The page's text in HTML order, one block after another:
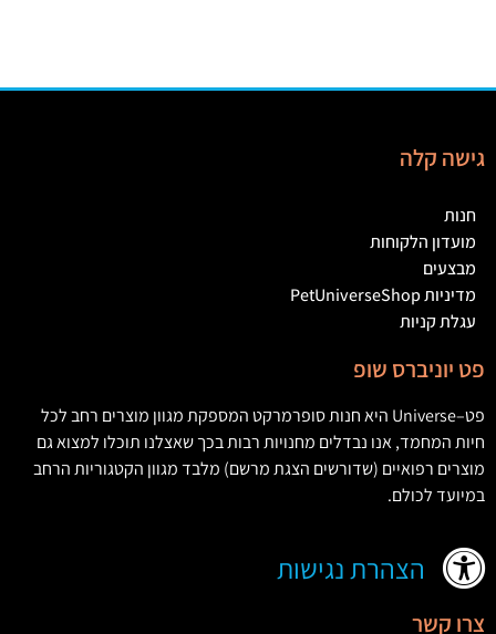
גישה קלה
חנות
מועדון הלקוחות
מבצעים
מדיניות PetUniverseShop
עגלת קניות
פט יוניברס שופ
פט–
Universe היא חנות סופרמרקט המספקת מגוון מוצרים רחב לכל
חיות המחמד,אנו נבדלים מחנויות רבות בכך שאצלנו תוכלו למצוא גם
מוצרים רפואיים (שדורשים הצגת מרשם) מלבד מגוון הקטגוריות הרחב
במיועד לכולם.
הצהרת נגישות
צרו קשר